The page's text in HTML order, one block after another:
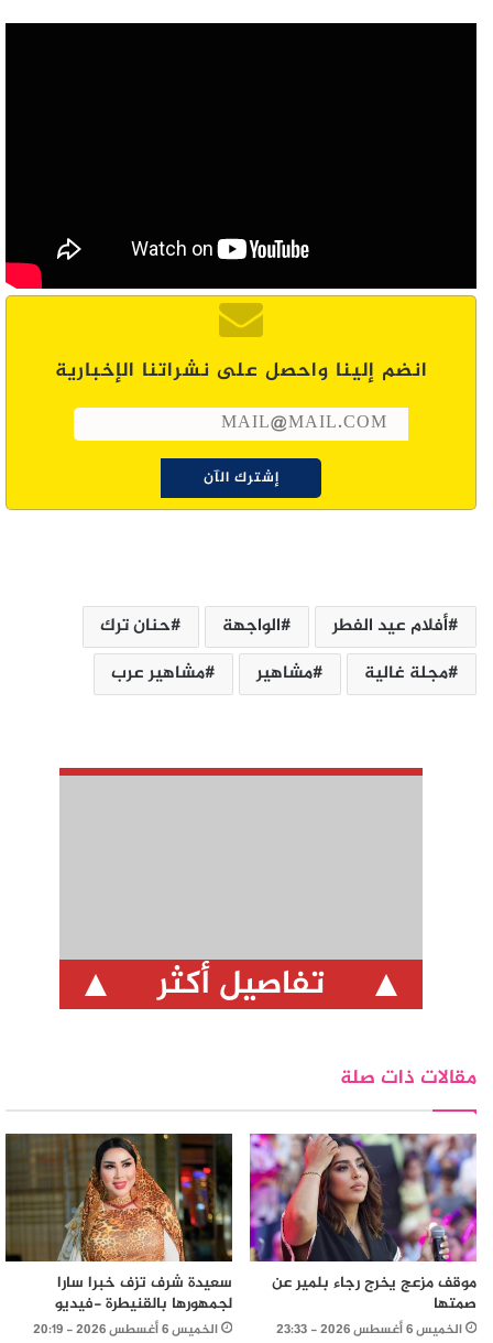
انضم إلينا واحصل على نشراتنا الإخبارية
أفلام عيد الفطر الواجهة
حنان ترك
مجلة غالية
مشاهير مشاهير عرب
تفاصيل أكثر
مقالات ذات صلة
موقف مزعج يخرج رجاء بلمير عن
صمتها
الخميس 6 أغسطس 2026 - 23:33
سعيدة شرف تزف خبرا سارا
لجمهورها بالقنيطرة -فيديو
الخميس 6 أغسطس 2026 - 20:19